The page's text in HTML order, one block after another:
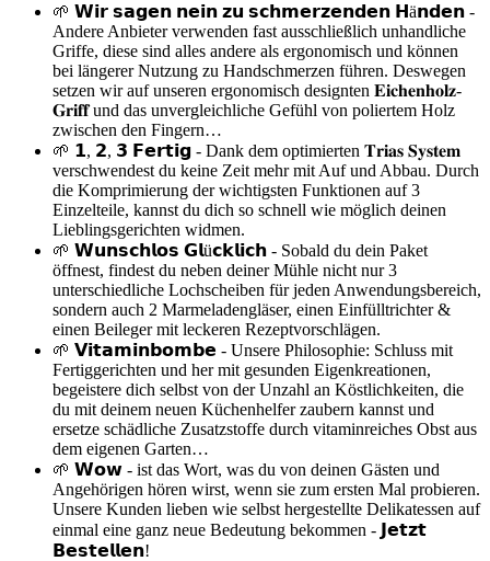
🌱 𝗪𝗶𝗿 𝘀𝗮𝗴𝗲𝗻 𝗻𝗲𝗶𝗻 𝘇𝘂 𝘀𝗰𝗵𝗺𝗲𝗿𝘇𝗲𝗻𝗱𝗲𝗻 𝗛ä𝗻𝗱𝗲𝗻 -
Andere Anbieter verwenden fast ausschließlich unhandliche
Griffe, diese sind alles andere als ergonomisch und können
bei längerer Nutzung zu Handschmerzen führen. Deswegen
setzen wir auf unseren ergonomisch designten 𝐄𝐢𝐜𝐡𝐞𝐧𝐡𝐨𝐥𝐳-
𝐆𝐫𝐢𝐟𝐟 und das unvergleichliche Gefühl von poliertem Holz
zwischen den Fingern…
🌱 𝟭, 𝟮, 𝟯 𝗙𝗲𝗿𝘁𝗶𝗴 - Dank dem optimierten 𝐓𝐫𝐢𝐚𝐬 𝐒𝐲𝐬𝐭𝐞𝐦
verschwendest du keine Zeit mehr mit Auf und Abbau. Durch
die Komprimierung der wichtigsten Funktionen auf 3
Einzelteile, kannst du dich so schnell wie möglich deinen
Lieblingsgerichten widmen.
🌱 𝗪𝘂𝗻𝘀𝗰𝗵𝗹𝗼𝘀 𝗚𝗹ü𝗰𝗸𝗹𝗶𝗰𝗵 - Sobald du dein Paket
öffnest, findest du neben deiner Mühle nicht nur 3
unterschiedliche Lochscheiben für jeden Anwendungsbereich,
sondern auch 2 Marmeladengläser, einen Einfülltrichter &
einen Beileger mit leckeren Rezeptvorschlägen.
🌱 𝗩𝗶𝘁𝗮𝗺𝗶𝗻𝗯𝗼𝗺𝗯𝗲 - Unsere Philosophie: Schluss mit
Fertiggerichten und her mit gesunden Eigenkreationen,
begeistere dich selbst von der Unzahl an Köstlichkeiten, die
du mit deinem neuen Küchenhelfer zaubern kannst und
ersetze schädliche Zusatzstoffe durch vitaminreiches Obst aus
dem eigenen Garten…
🌱 𝗪𝗼𝘄 - ist das Wort, was du von deinen Gästen und
Angehörigen hören wirst, wenn sie zum ersten Mal probieren.
Unsere Kunden lieben wie selbst hergestellte Delikatessen auf
einmal eine ganz neue Bedeutung bekommen - 𝗝𝗲𝘁𝘇𝘁
𝗕𝗲𝘀𝘁𝗲𝗹𝗹𝗲𝗻!